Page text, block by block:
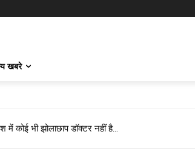
खबरे
में कोई भी झोलाछाप डॉक्टर नहीं है…